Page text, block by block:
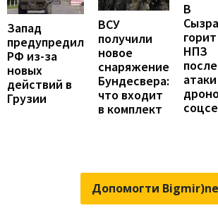
Запад
предупредил
РФ из-за
новых
действий в
Грузии
ВСУ
получили
новое
снаряжение
Бундесвера:
что входит
в комплект
В
горит
НПЗ
после
атаки
Допомогти